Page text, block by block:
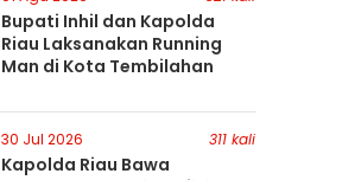
Bupati Inhil dan Kapolda
Riau Laksanakan Running
Man di Kota Tembilahan
30 Jul 2026 311 kali
Kapolda Riau Bawa